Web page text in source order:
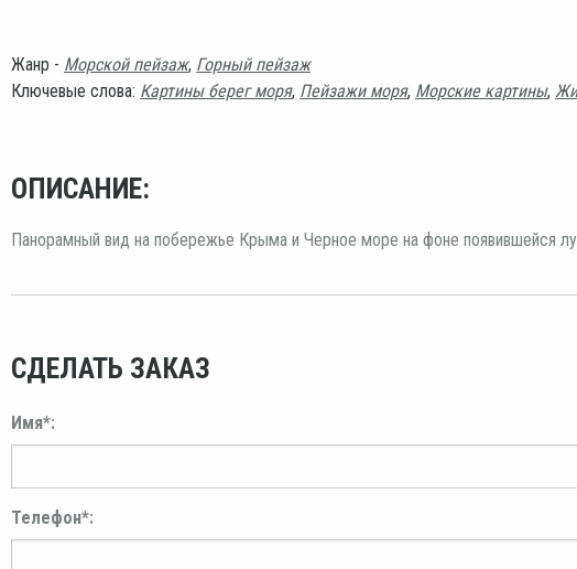
Жанр - Морской пейзаж, Горный пейзаж
Ключевые слова: Картины берег моря, Пейзажи моря, Морские картины,
ОПИСАНИЕ:
Панорамный вид на побережье Крыма и Черное море на фоне появившейся
СДЕЛАТЬ ЗАКАЗ
Имя*:
Телефон*: